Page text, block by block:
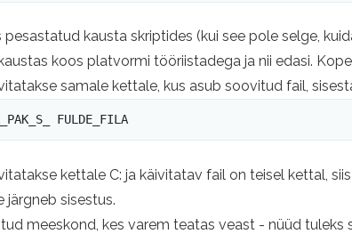
pesastatud kausta skriptides (kui see pole selge,
koos platvormi tööriistadega ja nii edasi.
samale kettale, kus asub soovitud fail,
FULDE_FILA
kettale C: ja käivitatav fail on teisel kettal,
järgneb sisestus.
meeskond, kes varem teatas veast - nüüd tuleks